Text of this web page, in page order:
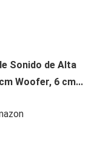
Sonido de Alta
Woofer, 6 cm...